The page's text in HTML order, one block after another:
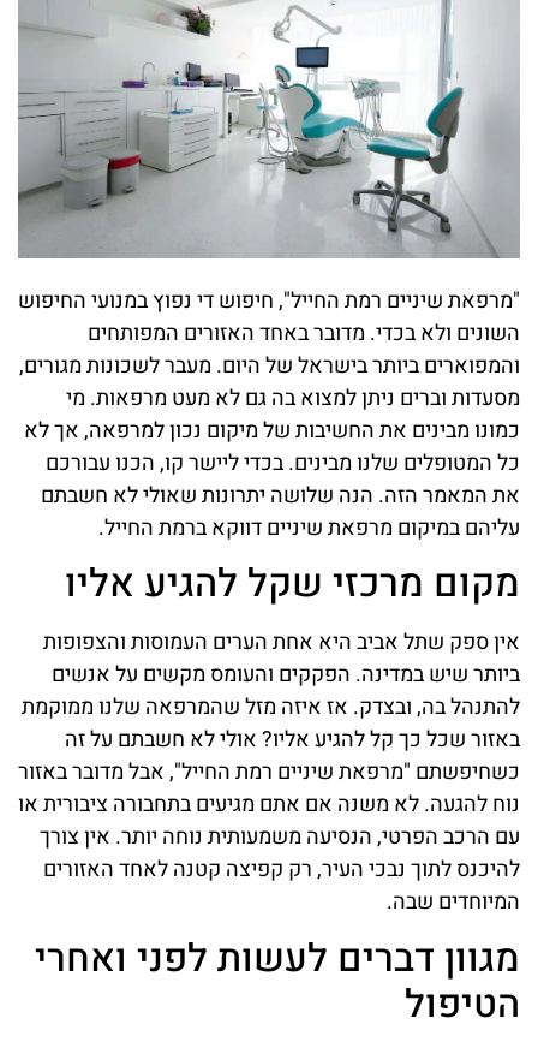
"מרפאת שיניים רמת החייל", חיפוש די נפוץ במנועי החיפוש
השונים ולא בכדי. מדובר באחד האזורים המפותחים
והמפוארים ביותר בישראל של היום. מעבר לשכונות מגורים,
מסעדות וברים ניתן למצוא בה גם לא מעט מרפאות. מי
כמונו מבינים את החשיבות של מיקום נכון למרפאה, אך לא
כל המטופלים שלנו מבינים. בכדי ליישר קו, הכנו עבורכם
את המאמר הזה. הנה שלושה יתרונות שאולי לא חשבתם
עליהם במיקום מרפאת שיניים דווקא ברמת החייל.
מקום מרכזי שקל להגיע אליו
אין ספק שתל אביב היא אחת הערים העמוסות והצפופות
ביותר שיש במדינה. הפקקים והעומס מקשים על אנשים
להתנהל בה, ובצדק. אז איזה מזל שהמרפאה שלנו ממוקמת
באזור שכל כך קל להגיע אליו? אולי לא חשבתם על זה
כשחיפשתם "מרפאת שיניים רמת החייל", אבל מדובר באזור
נוח להגעה. לא משנה אם אתם מגיעים בתחבורה ציבורית או
עם הרכב הפרטי, הנסיעה משמעותית נוחה יותר. אין צורך
להיכנס לתוך נבכי העיר, רק קפיצה קטנה לאחד האזורים
המיוחדים שבה.
מגוון דברים לעשות לפני ואחרי
הטיפול